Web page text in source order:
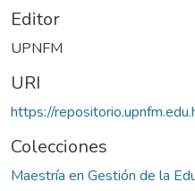
Editor
UPNFM
URI
https://
Colecciones
Maestría en Gestión de la